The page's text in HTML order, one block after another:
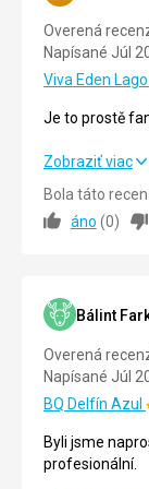
Hrady
zámky
Golf
Overená
Napísané Júl
Viva Eden Lago
Je to prostě
Je to prostě
Strava
Služby
Cena
Pláž
5 minut chůze
Zobraziť viac
Bola táto
áno (0)
Bálint
Overená
Napísané Júl
BQ Delfín Azul
Byli jsme
profesionální.